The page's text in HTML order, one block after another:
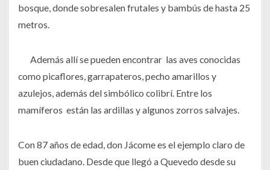
bosque, donde sobresalen frutales y bambús de hasta 25
metros.
Además allí se pueden encontrar las aves conocidas
como picaflores, garrapateros, pecho amarillos y
azulejos, además del simbólico colibrí. Entre los
mamíferos están las ardillas y algunos zorros salvajes.
Con 87 años de edad, don Jácome es el ejemplo claro de
buen ciudadano. Desde que llegó a Quevedo desde su